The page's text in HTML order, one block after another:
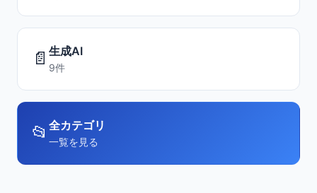
📄 生成AI
9件
📂 全カテゴリ
一覧を見る